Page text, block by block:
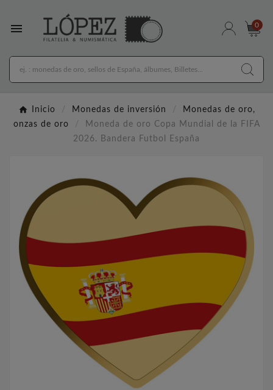
 0
Inicio Monedas de inversión
Monedas de oro,
onzas de oro
Moneda de oro Copa Mundial de la FIFA
2026. Bandera Futbol España